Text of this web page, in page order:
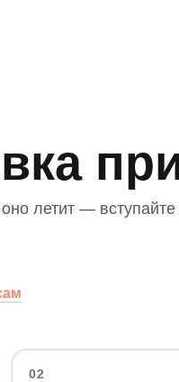
летит — вступайте
02